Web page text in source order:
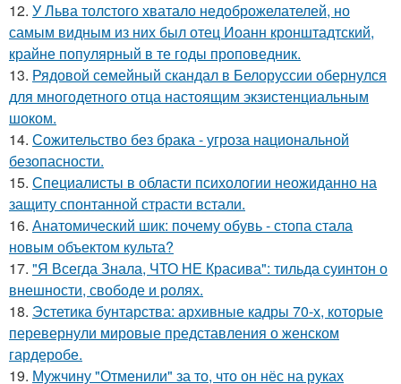
12. У Льва толстого хватало недоброжелателей, но
самым видным из них был отец Иоанн кронштадтский,
крайне популярный в те годы проповедник.
13. Рядовой семейный скандал в Белоруссии обернулся
для многодетного отца настоящим экзистенциальным
шоком.
14. Сожительство без брака - угроза национальной
безопасности.
15. Специалисты в области психологии неожиданно на
защиту спонтанной страсти встали.
16. Анатомический шик: почему обувь - стопа стала
новым объектом культа?
17. "Я Всегда Знала, ЧТО НЕ Красива": тильда суинтон о
внешности, свободе и ролях.
18. Эстетика бунтарства: архивные кадры 70-х, которые
перевернули мировые представления о женском
гардеробе.
19. Мужчину "Отменили" за то, что он нёс на руках